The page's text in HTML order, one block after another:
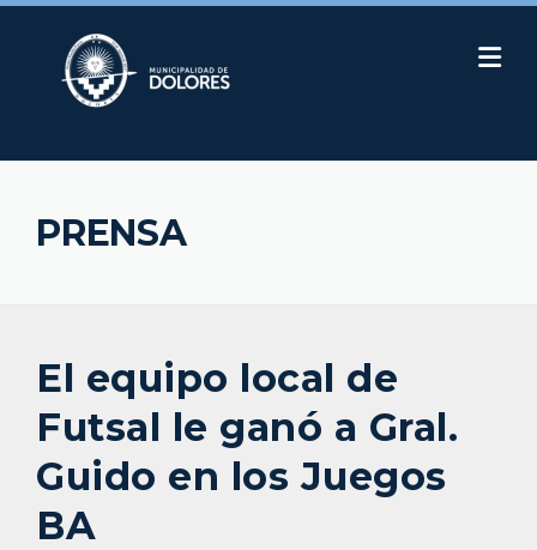
Skip
PRENSA
El equipo local de
Futsal le ganó a Gral.
Guido en los Juegos
BA